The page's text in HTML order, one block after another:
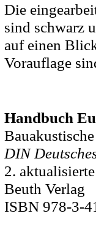
Die
sind schwarz
auf einen
Vorauflage
Handbuch
DIN
2.
Beuth Verlag
ISBN 978-3-